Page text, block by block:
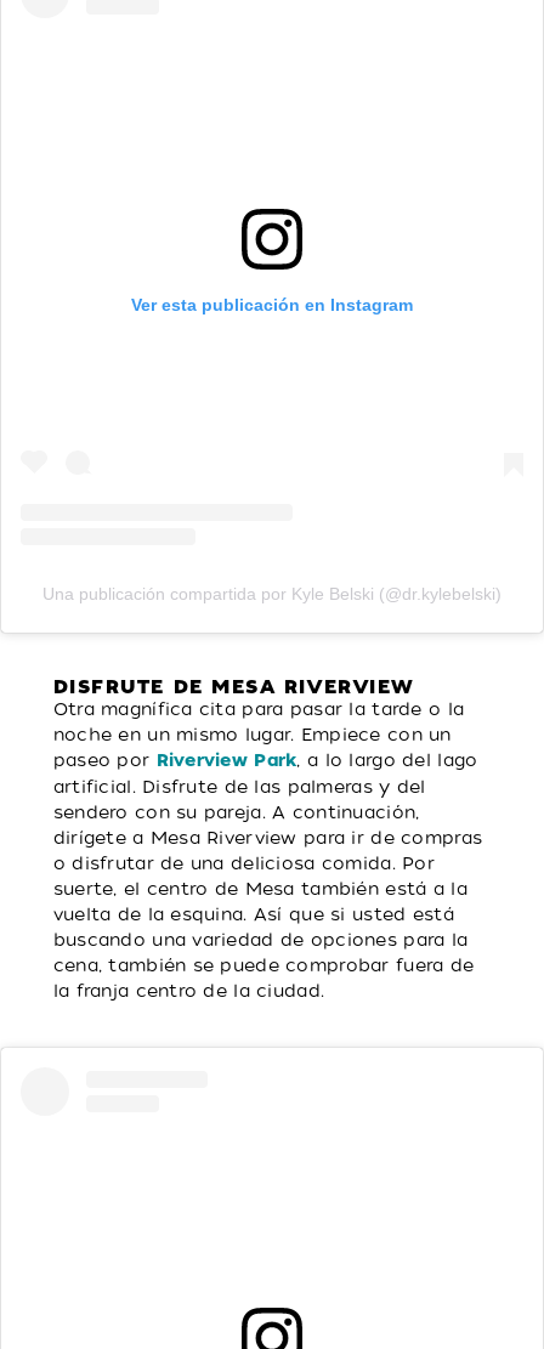
Ver esta publicación en Instagram
Una publicación compartida por Kyle Belski (@dr.kylebelski)
DISFRUTE DE MESA RIVERVIEW
Otra magnífica cita para pasar la tarde o la
noche en un mismo lugar. Empiece con un
paseo por Riverview Park, a lo largo del lago
artificial. Disfrute de las palmeras y del
sendero con su pareja. A continuación,
dirígete a Mesa Riverview para ir de compras
o disfrutar de una deliciosa comida. Por
suerte, el centro de Mesa también está a la
vuelta de la esquina. Así que si usted está
buscando una variedad de opciones para la
cena, también se puede comprobar fuera de
la franja centro de la ciudad.